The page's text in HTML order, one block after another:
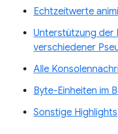
Echtzeitwerte
Unterstützung der
verschiedener
Alle
Byte-Einheiten im
Sonstige Highlights